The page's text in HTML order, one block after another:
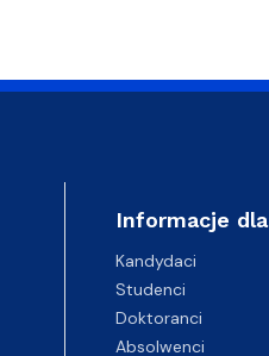
Informacje dla
Kandydaci
Studenci
Doktoranci
Absolwenci